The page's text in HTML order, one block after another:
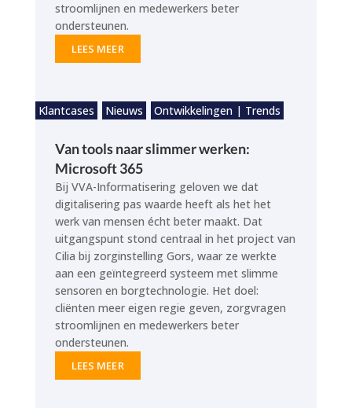
stroomlijnen en medewerkers beter
ondersteunen.
LEES MEER
Klantcases Nieuws Ontwikkelingen | Trends
Van tools naar slimmer werken:
Microsoft 365
Bij VVA-Informatisering geloven we dat
digitalisering pas waarde heeft als het het
werk van mensen écht beter maakt. Dat
uitgangspunt stond centraal in het project van
Cilia bij zorginstelling Gors, waar ze werkte
aan een geïntegreerd systeem met slimme
sensoren en borgtechnologie. Het doel:
cliënten meer eigen regie geven, zorgvragen
stroomlijnen en medewerkers beter
ondersteunen.
LEES MEER